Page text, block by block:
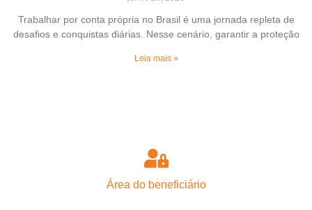
Trabalhar por conta própria no Brasil é uma jornada repleta de
desafios e conquistas diárias. Nesse cenário, garantir a proteção
Leia mais »
Área do beneficiário